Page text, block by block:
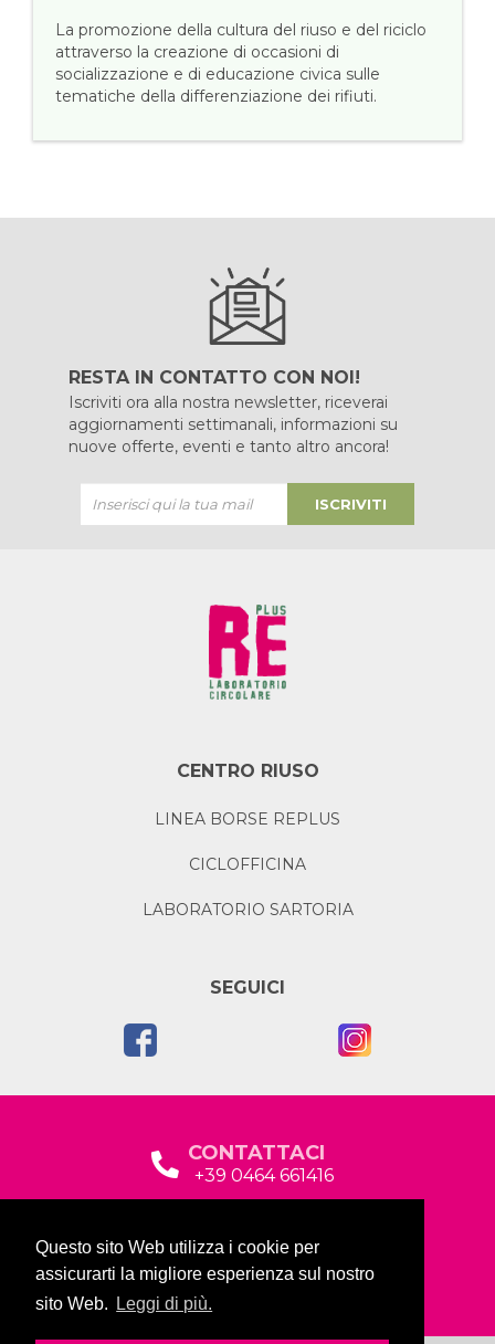
Questo sito Web utilizza i cookie per
assicurarti la migliore esperienza sul nostro
sito Web.
Leggi di più.
La promozione della cultura del riuso e del riciclo
attraverso la creazione di occasioni di
socializzazione e di educazione civica sulle
tematiche della differenziazione dei rifiuti.
RESTA IN CONTATTO CON NOI!
Iscriviti ora alla nostra newsletter, riceverai
aggiornamenti settimanali, informazioni su
nuove offerte, eventi e tanto altro ancora!
ISCRIVITI
CENTRO RIUSO
LINEA BORSE REPLUS
CICLOFFICINA
LABORATORIO SARTORIA
SEGUICI
CONTATTACI
+39 0464 661416
Via Baltera, 19
38066 Riva del Garda (TN)